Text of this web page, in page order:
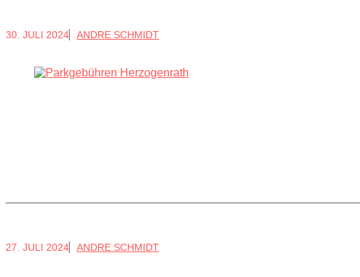
30. JULI 2024 ANDRE SCHMIDT
27. JULI 2024 ANDRE SCHMIDT